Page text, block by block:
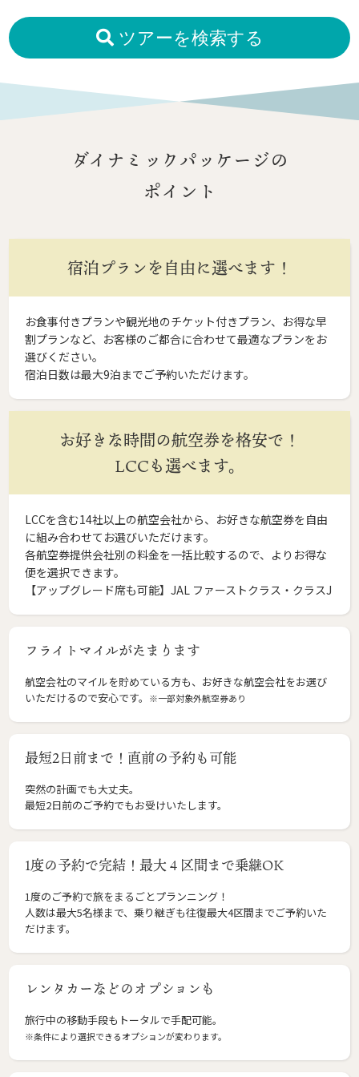
ツアーを検索する
ダイナミックパッケージの
ポイント
宿泊プランを自由に選べます！
お食事付きプランや観光地のチケット付きプラン、お得な早
割プランなど、お客様のご都合に合わせて最適なプランをお
選びください。
宿泊日数は最大9泊までご予約いただけます。
お好きな時間の航空券を格安で！
LCCも選べます。
LCCを含む14社以上の航空会社から、お好きな航空券を自由
に組み合わせてお選びいただけます。
各航空券提供会社別の料金を一括比較するので、よりお得な
便を選択できます。
【アップグレード席も可能】JAL ファーストクラス・クラスJ
フライトマイルがたまります
航空会社のマイルを貯めている方も、お好きな航空会社をお選び
いただけるので安心です。
※一部対象外航空券あり
最短2日前まで！直前の予約も可能
突然の計画でも大丈夫。
最短2日前のご予約でもお受けいたします。
1度の予約で完結！最大４区間まで乗継OK
1度のご予約で旅をまるごとプランニング！
人数は最大5名様まで、乗り継ぎも往復最大4区間までご予約いた
だけます。
レンタカーなどのオプションも
旅行中の移動手段もトータルで手配可能。
※条件により選択できるオプションが変わります。